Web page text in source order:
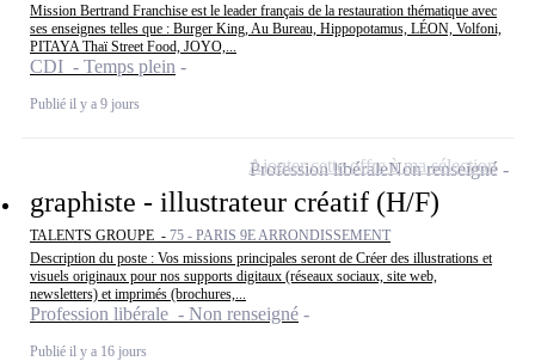
Mission Bertrand Franchise est le leader français de la restauration thématique avec
ses enseignes telles que : Burger King, Au Bureau, Hippopotamus, LÉON, Volfoni,
PITAYA Thaï Street Food, JOYO,...
CDI - Temps plein
Publié il y a 9 jours
graphiste - illustrateur créatif (H/F)
TALENTS GROUPE - 75 - PARIS 9E ARRONDISSEMENT
Description du poste : Vos missions principales seront de Créer des illustrations et
visuels originaux pour nos supports digitaux (réseaux sociaux, site web,
newsletters) et imprimés (brochures,...
Profession libérale - Non renseigné
Publié il y a 16 jours
Profession libéraleNon renseigné
Ajouter cette offre à ma sélection